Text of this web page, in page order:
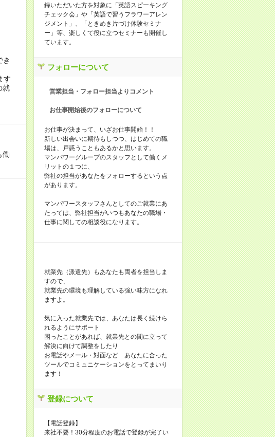
き
す
就
働
録いただいた方を対象に「英語スピーキング
チェック会」や「英語で習うフラワーアレン
ジメント」、「ときめき片づけ体験セミナ
ー」等、楽しくて役に立つセミナーも開催し
ています。
フォローについて
営業担当・フォロー担当よりコメント
お仕事開始後のフォローについて
お仕事が決まって、いざお仕事開始！！
新しい出会いに期待もしつつ、はじめての職
場は、戸惑うこともあるかと思います。
マンパワーグループのスタッフとして働くメ
リットの１つに、
弊社の担当があなたをフォローするという点
があります。
マンパワースタッフさんとしてのご就業にあ
たっては、弊社担当がいつもあなたの職場・
仕事に関しての相談役になります。
就業先（派遣先）もあなたも両者を担当しま
すので、
就業先の環境も理解している強い味方になれ
ますよ。
気に入った就業先では、あなたは長く続けら
れるようにサポート
困ったことがあれば、就業先との間に立って
解決に向けて調整をしたり
お電話やメール・対面など あなたに合った
ツールでコミュニケーションをとってまいり
ます！
登録について
【電話登録】
来社不要！30分程度のお電話で登録が完了い